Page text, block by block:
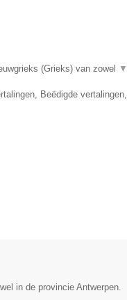
(Grieks) van zowel ▼
Beëdigde vertalingen,
in de provincie Antwerpen.